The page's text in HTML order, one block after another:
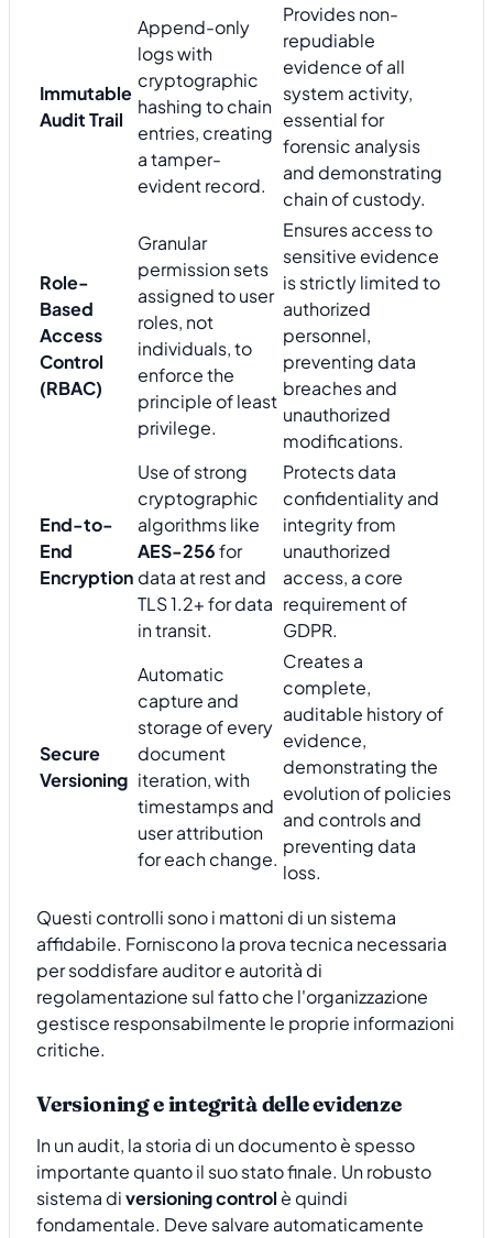
Immutable
Audit Trail
Append-only
logs with
cryptographic
hashing to chain
entries, creating
a tamper-
evident record.
Provides non-
repudiable
evidence of all
system activity,
essential for
forensic analysis
and demonstrating
chain of custody.
Role-
Based
Access
Control
(RBAC)
Granular
permission sets
assigned to user
roles, not
individuals, to
enforce the
principle of least
privilege.
Ensures access to
sensitive evidence
is strictly limited to
authorized
personnel,
preventing data
breaches and
unauthorized
modifications.
End-to-
End
Encryption
Use of strong
cryptographic
algorithms like
AES-256for
data at rest and
TLS 1.2+ for data
in transit.
Protects data
confidentiality and
integrity from
unauthorized
access, a core
requirement of
GDPR.
Secure
Versioning
Automatic
capture and
storage of every
document
iteration, with
timestamps and
user attribution
for each change.
Creates a
complete,
auditable history of
evidence,
demonstrating the
evolution of policies
and controls and
preventing data
loss.
Questi controlli sono i mattoni di un sistema
affidabile. Forniscono la prova tecnica necessaria
per soddisfare auditor e autorità di
regolamentazione sul fatto che l'organizzazione
gestisce responsabilmente le proprie informazioni
critiche.
Versioning e integrità delle evidenze
In un audit, la storia di un documento è spesso
importante quanto il suo stato finale. Un robusto
sistema diversioning control è quindi
fondamentale. Deve salvare automaticamente